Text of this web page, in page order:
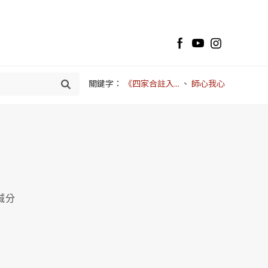
關鍵字： 《四家合註入... 、 師心我心
分